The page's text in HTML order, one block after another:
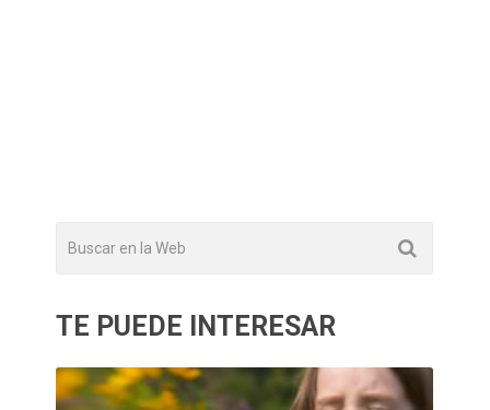
TE PUEDE INTERESAR